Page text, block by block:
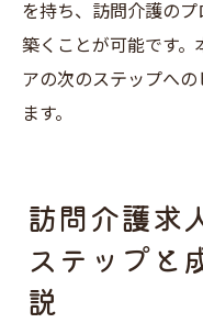
を持ち、訪問介護の
築くことが可能です。
アの次のステップへ
ます。
訪問介護求
ステップと
説